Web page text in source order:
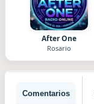
After One
Rosario
Comentarios